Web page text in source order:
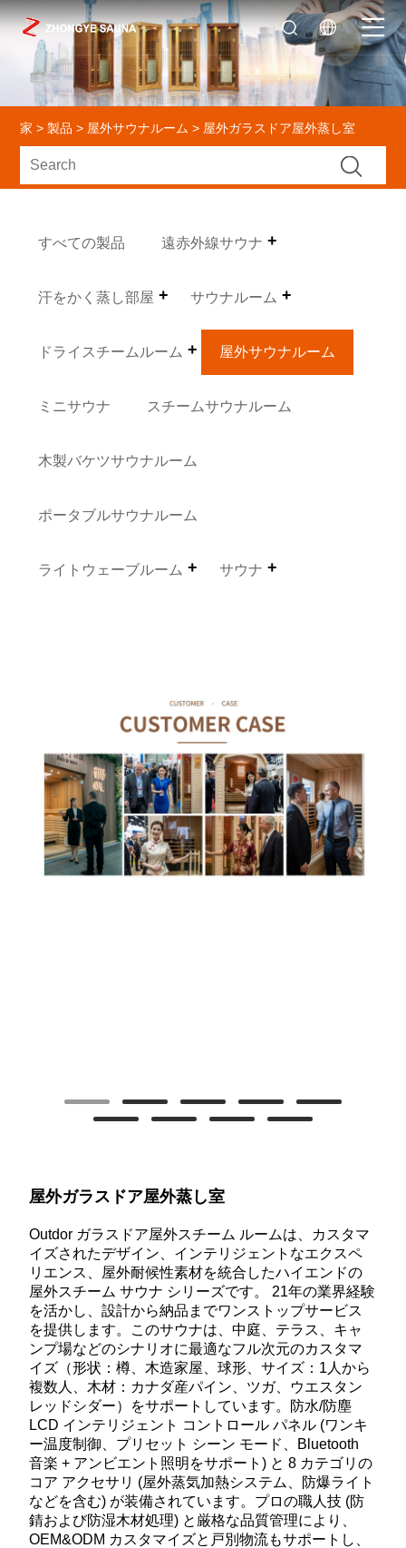
家 > 製品 > 屋外サウナルーム > 屋外ガラスドア屋外蒸し室
すべての製品 遠赤外線サウナ
汗をかく蒸し部屋 サウナルーム
ドライスチームルーム 屋外サウナルーム
ミニサウナ スチームサウナルーム
木製バケツサウナルーム
ポータブルサウナルーム
ライトウェーブルーム サウナ
屋外ガラスドア屋外蒸し室
Outdor ガラスドア屋外スチーム ルームは、カスタマ
イズされたデザイン、インテリジェントなエクスペ
リエンス、屋外耐候性素材を統合したハイエンドの
屋外スチーム サウナ シリーズです。 21年の業界経験
を活かし、設計から納品までワンストップサービス
を提供します。このサウナは、中庭、テラス、キャ
ンプ場などのシナリオに最適なフル次元のカスタマ
イズ（形状：樽、木造家屋、球形、サイズ：1人から
複数人、木材：カナダ産パイン、ツガ、ウエスタン
レッドシダー）をサポートしています。防水/防塵
LCD インテリジェント コントロール パネル (ワンキ
ー温度制御、プリセット シーン モード、Bluetooth
音楽 + アンビエント照明をサポート) と 8 カテゴリの
コア アクセサリ (屋外蒸気加熱システム、防爆ライト
などを含む) が装備されています。プロの職人技 (防
錆および防湿木材処理) と厳格な品質管理により、
OEM&ODM カスタマイズと戸別物流もサポートし、